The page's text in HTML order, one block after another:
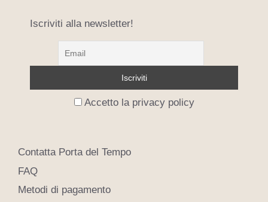
Iscriviti alla newsletter!
Accetto la privacy policy
Contatta Porta del Tempo
FAQ
Metodi di pagamento